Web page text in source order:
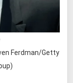
Ferdman/Getty